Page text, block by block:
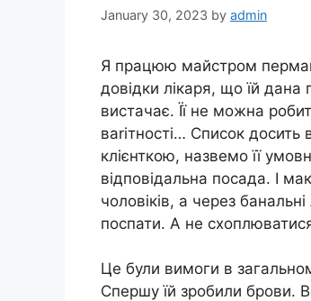
January 30, 2023 by admin
Я працюю майстром
довідки лікаря, що їй
вистачає. Її не можна
ваrітності… Список
клієнткою, назвемо її
відповідальна посада. І
чоловіків, а через
поспати. А не
Це були вимоги в
Спершу їй зробили брови.